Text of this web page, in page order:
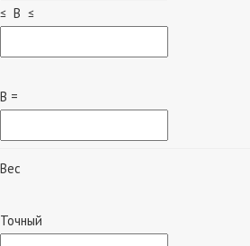
≤ B ≤
B =
Вес
Точный